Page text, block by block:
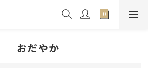
おだやか